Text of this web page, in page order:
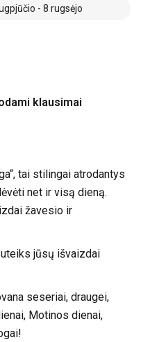
- 8 rugsėjo
klausimai
tai stilingai atrodantys
net ir visą dieną.
žavesio ir
jūsų išvaizdai
seseriai, draugei,
Motinos dienai,